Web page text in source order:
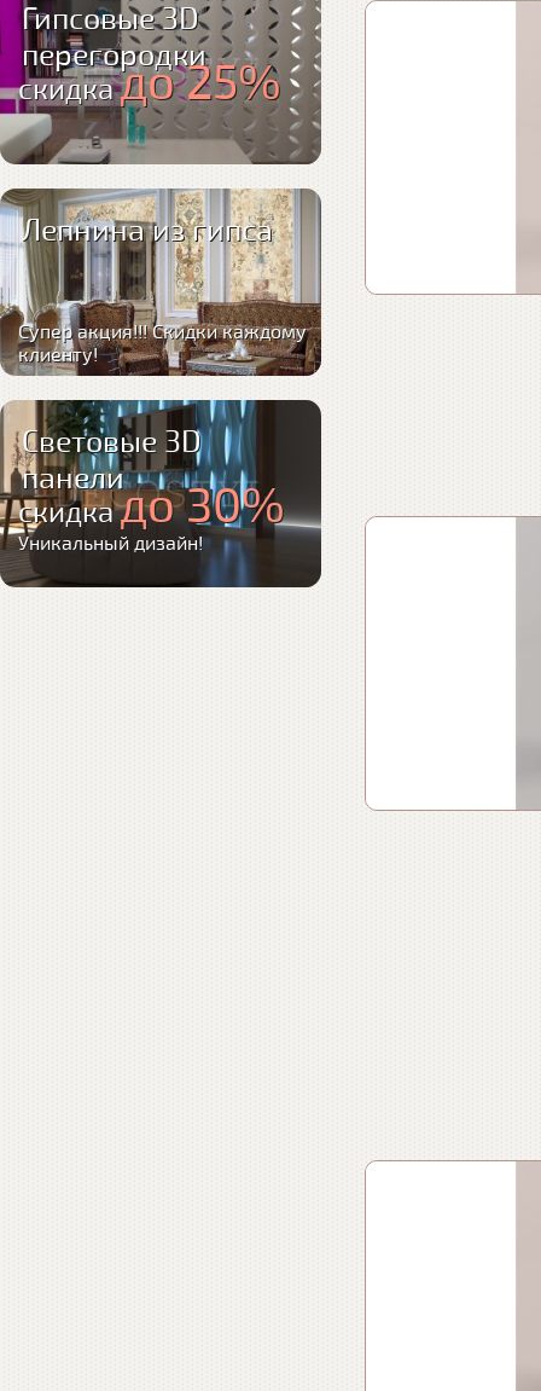
Гипсовые 3D
перегородки
скидкадо 25%
Лепнина из гипса
Супер акция!!! Скидки каждому
клиенту!
Световые 3D
панели
скидкадо 30%
Уникальный дизайн!